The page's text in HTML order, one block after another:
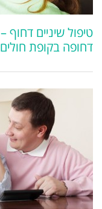
טיפול שיניים דחוף
דחופה בקופת